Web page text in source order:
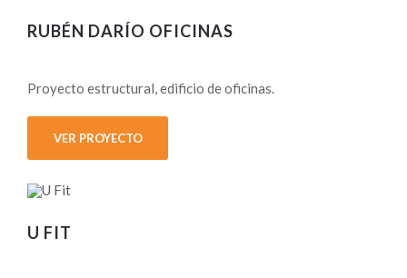
RUBÉN DARÍO OFICINAS
Proyecto estructural, edificio de oficinas.
VER PROYECTO
U FIT